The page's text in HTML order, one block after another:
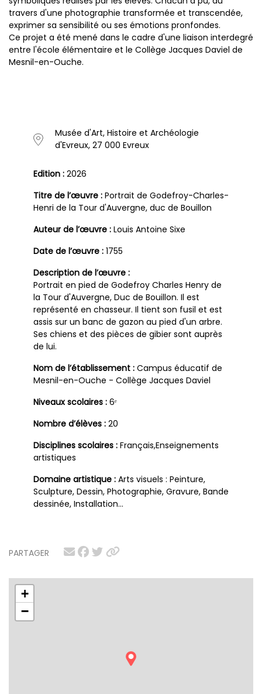
PARTAGER
+
−
travers d'une photographie transformée et transcendée,
exprimer sa sensibilité ou ses émotions pronfondes.
Ce projet a été mené dans le cadre d'une liaison interdegré
entre l'école élémentaire et le Collège Jacques Daviel de
Mesnil-en-Ouche.
Musée d'Art, Histoire et Archéologie
d'Evreux, 27 000 Evreux
Edition : 2026
Titre de l’œuvre : Portrait de Godefroy-Charles-
Henri de la Tour d'Auvergne, duc de Bouillon
Auteur de l’œuvre : Louis Antoine Sixe
Date de l’œuvre : 1755
Description de l’œuvre :
Portrait en pied de Godefroy Charles Henry de
la Tour d'Auvergne, Duc de Bouillon. Il est
représenté en chasseur. Il tient son fusil et est
assis sur un banc de gazon au pied d'un arbre.
Ses chiens et des pièces de gibier sont auprès
de lui.
Nom de l’établissement : Campus éducatif de
Mesnil-en-Ouche - Collège Jacques Daviel
Niveaux scolaires : 6ᵉ
Nombre d’élèves : 20
Disciplines scolaires : Français,Enseignements
artistiques
Domaine artistique : Arts visuels : Peinture,
Sculpture, Dessin, Photographie, Gravure, Bande
dessinée, Installation…